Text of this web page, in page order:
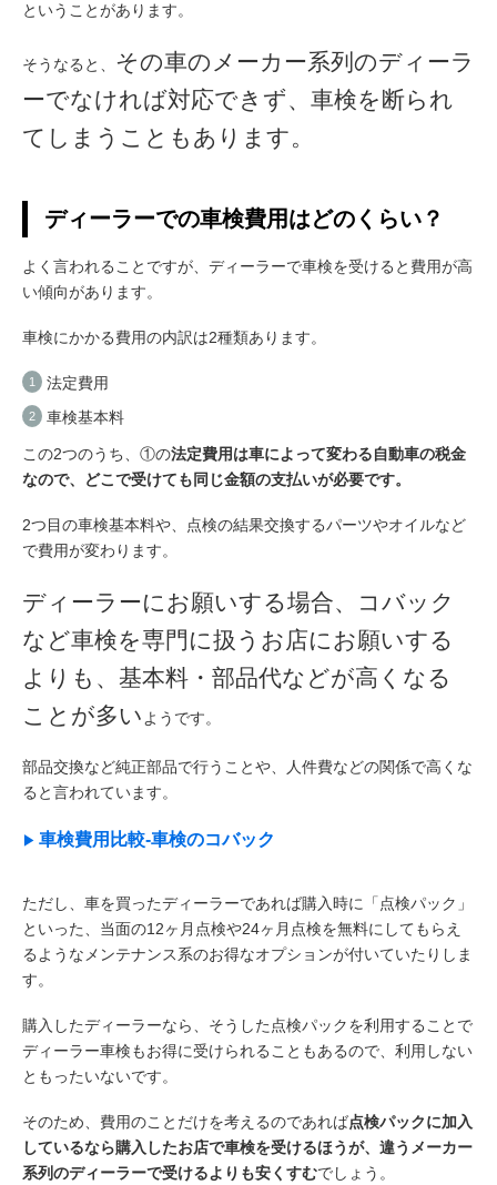
ということがあります。
そうなると、 その車のメーカー系列のディーラ
ーでなければ対応できず、車検を断られ
てしまうこともあります。
ディーラーでの車検費用はどのくらい？
よく言われることですが、ディーラーで車検を受けると費用が高
い傾向があります。
車検にかかる費用の内訳は2種類あります。
法定費用
車検基本料
この2つのうち、①の法定費用は車によって変わる自動車の税金
なので、どこで受けても同じ金額の支払いが必要です。
2つ目の車検基本料や、点検の結果交換するパーツやオイルなど
で費用が変わります。
ディーラーにお願いする場合、コバック
など車検を専門に扱うお店にお願いする
よりも、基本料・部品代などが高くなる
ことが多いようです。
部品交換など純正部品で行うことや、人件費などの関係で高くな
ると言われています。
車検費用比較-車検のコバック
ただし、車を買ったディーラーであれば購入時に「点検パック」
といった、当面の12ヶ月点検や24ヶ月点検を無料にしてもらえ
るようなメンテナンス系のお得なオプションが付いていたりしま
す。
購入したディーラーなら、そうした点検パックを利用することで
ディーラー車検もお得に受けられることもあるので、利用しない
ともったいないです。
そのため、費用のことだけを考えるのであれば点検パックに加入
しているなら購入したお店で車検を受けるほうが、違うメーカー
系列のディーラーで受けるよりも安くすむでしょう。